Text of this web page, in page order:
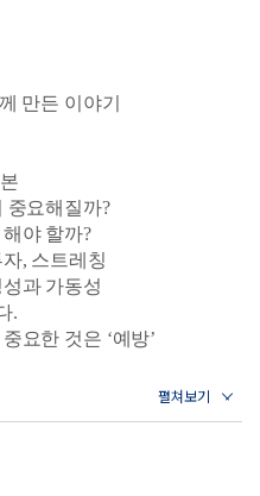
에서는 난이도별 루틴으
있다. 모든 운동은 실제 모
로 연결되어 있어, 운동 초
있다. 또한 책의 마지막에
다.
앞으로의 삶의 질을 결정
100세 인생을 위한 가장 확
만든 이야기
중요해질까?
야 할까?
, 스트레칭
과 가동성
.
요한 것은 ‘예방’